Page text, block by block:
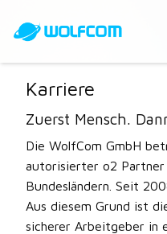
Karriere
Zuerst Mensch.
Die WolfCom GmbH
autorisierter o2 Partner
Bundesländern. Seit
Aus diesem Grund ist
sicherer Arbeitgeber in